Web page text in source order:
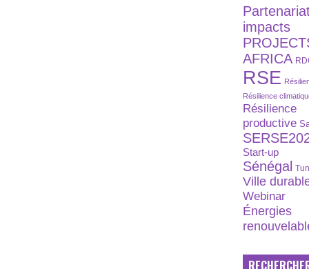
impacts
AFRICA
RSE
Résilience
Résilience
productive
Start-up
Sénégal
Ville
Webinar
Énergies